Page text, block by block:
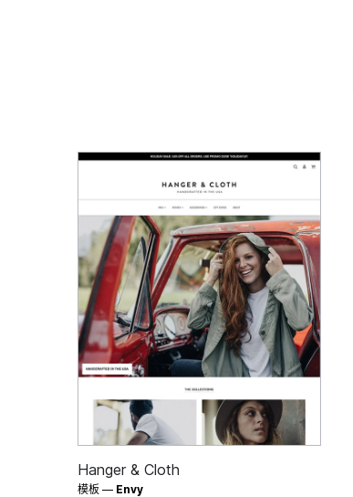
Hanger & Cloth
模板 — Envy